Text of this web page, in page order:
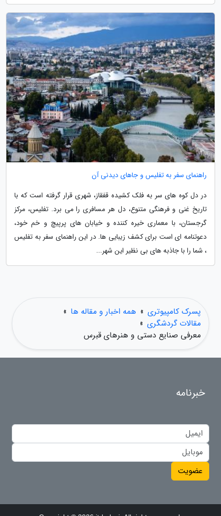
راهنمای سفر به تفلیس و جاهای دیدنی آن
در دل کوه های سر به فلک کشیده قفقاز، شهری قرار گرفته است که با
تاریخ غنی و فرهنگی متنوع، دل هر مسافری را می برد. تفلیس، مرکز
گرجستان، با معماری خیره کننده و خیابان های پرپیچ و خم خود،
دعوتنامه ای است برای کشف زیبایی ها. در این راهنمای سفر به تفلیس
، شما را با جاذبه های بی نظیر این شهر...
پسرک کامپیوتری » همه اخبار و مقاله ها »
مقالات گردشگری »
معرفی صنایع دستی و هنرهای قبرس
خبرنامه
عضویت